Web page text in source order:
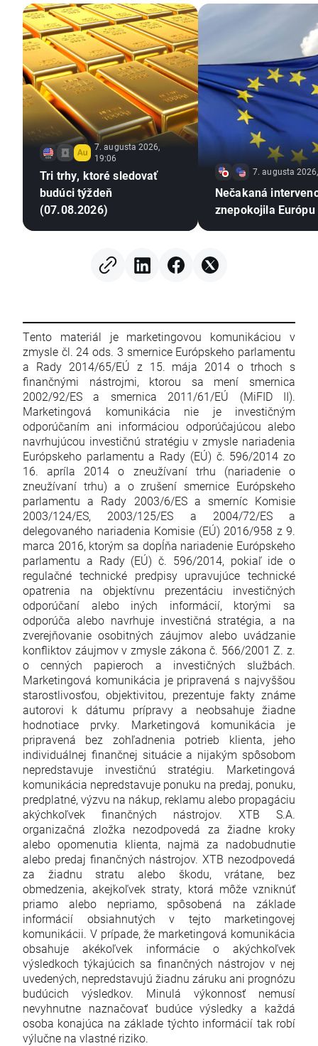
7. augusta 2026,
19:06
Tri trhy, ktoré sledovať
budúci týždeň
(07.08.2026)
7. augusta
Nečakaná
znepokojila
Tento materiál je marketingovou komunikáciou v
zmysle čl. 24 ods. 3 smernice Európskeho parlamentu
a Rady 2014/65/EÚ z 15. mája 2014 o trhoch s
finančnými nástrojmi, ktorou sa mení smernica
2002/92/ES a smernica 2011/61/EÚ (MiFID II).
Marketingová komunikácia nie je investičným
odporúčaním ani informáciou odporúčajúcou alebo
navrhujúcou investičnú stratégiu v zmysle nariadenia
Európskeho parlamentu a Rady (EÚ) č. 596/2014 zo
16. apríla 2014 o zneužívaní trhu (nariadenie o
zneužívaní trhu) a o zrušení smernice Európskeho
parlamentu a Rady 2003/6/ES a smerníc Komisie
2003/124/ES, 2003/125/ES a 2004/72/ES a
delegovaného nariadenia Komisie (EÚ) 2016/958 z 9.
marca 2016, ktorým sa dopĺňa nariadenie Európskeho
parlamentu a Rady (EÚ) č. 596/2014, pokiaľ ide o
regulačné technické predpisy upravujúce technické
opatrenia na objektívnu prezentáciu investičných
odporúčaní alebo iných informácií, ktorými sa
odporúča alebo navrhuje investičná stratégia, a na
zverejňovanie osobitných záujmov alebo uvádzanie
konfliktov záujmov v zmysle zákona č. 566/2001 Z. z.
o cenných papieroch a investičných službách.
Marketingová komunikácia je pripravená s najvyššou
starostlivosťou, objektivitou, prezentuje fakty známe
autorovi k dátumu prípravy a neobsahuje žiadne
hodnotiace prvky. Marketingová komunikácia je
pripravená bez zohľadnenia potrieb klienta, jeho
individuálnej finančnej situácie a nijakým spôsobom
nepredstavuje investičnú stratégiu. Marketingová
komunikácia nepredstavuje ponuku na predaj, ponuku,
predplatné, výzvu na nákup, reklamu alebo propagáciu
akýchkoľvek finančných nástrojov. XTB S.A.
organizačná zložka nezodpovedá za žiadne kroky
alebo opomenutia klienta, najmä za nadobudnutie
alebo predaj finančných nástrojov. XTB nezodpovedá
za žiadnu stratu alebo škodu, vrátane, bez
obmedzenia, akejkoľvek straty, ktorá môže vzniknúť
priamo alebo nepriamo, spôsobená na základe
informácií obsiahnutých v tejto marketingovej
komunikácii. V prípade, že marketingová komunikácia
obsahuje akékoľvek informácie o akýchkoľvek
výsledkoch týkajúcich sa finančných nástrojov v nej
uvedených, nepredstavujú žiadnu záruku ani prognózu
budúcich výsledkov. Minulá výkonnosť nemusí
nevyhnutne naznačovať budúce výsledky a každá
osoba konajúca na základe týchto informácií tak robí
výlučne na vlastné riziko.